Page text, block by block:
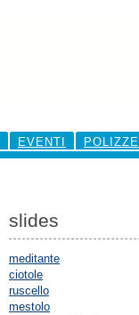
EVENTI POLIZZE
slides
meditante
ciotole
ruscello
mestolo